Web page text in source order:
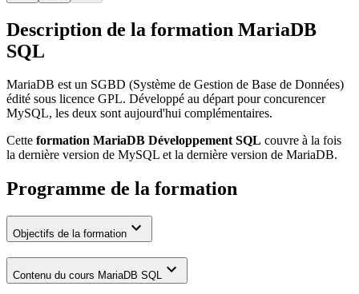
Description de la formation MariaDB
SQL
MariaDB est un SGBD (Système de Gestion de Base de Données)
édité sous licence GPL. Développé au départ pour concurencer
MySQL, les deux sont aujourd'hui complémentaires.
Cette formation MariaDB Développement SQL couvre à la fois
la dernière version de MySQL et la dernière version de MariaDB.
Programme de la formation
Objectifs de la formation
Contenu du cours MariaDB SQL